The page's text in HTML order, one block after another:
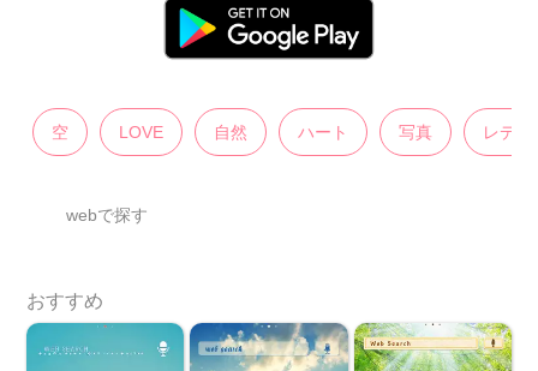
空 LOVE 自然 ハート 写真 レディ
webで探す
おすすめ